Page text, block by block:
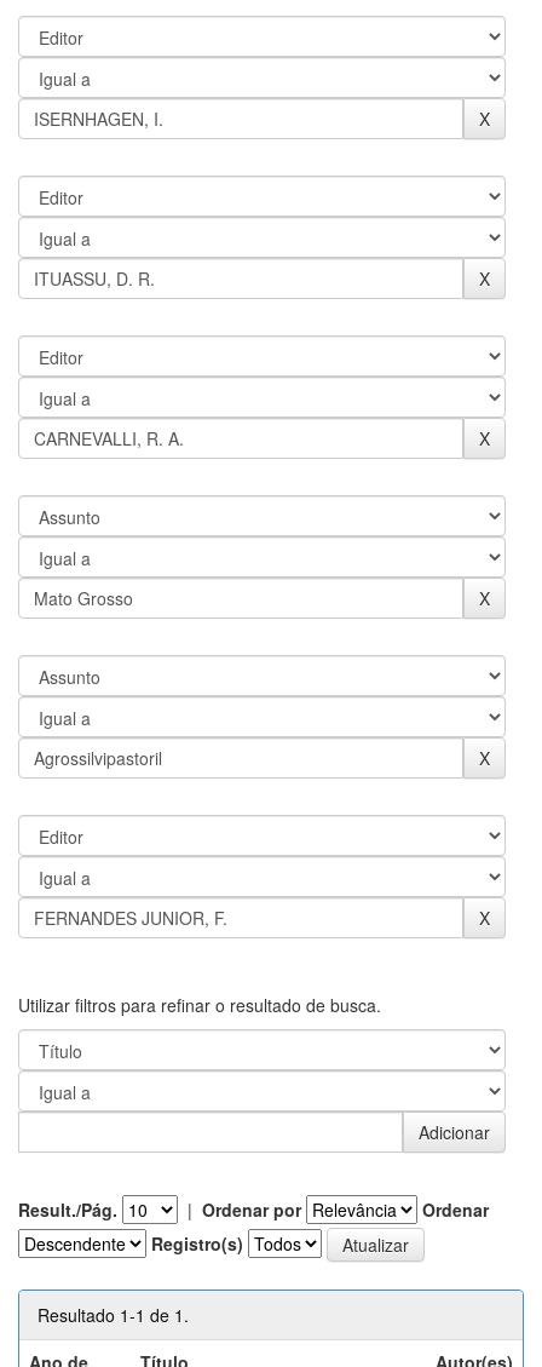
Utilizar filtros para refinar o resultado de busca.
Result./Pág. | Ordenar por
Ordenar
Registro(s)
Resultado 1-1 de 1.
Ano de
Título Autor(es)